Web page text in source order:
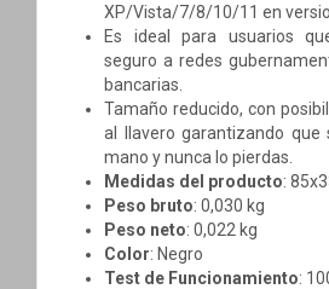
XP/Vista/7/8/10/11 en
Es ideal para usuarios
seguro a redes
bancarias.
Tamaño reducido, con
al llavero garantizando que
mano y nunca lo pierdas.
Medidas del producto:
Peso bruto: 0,030 kg
Peso neto: 0,022 kg
Color: Negro
Test de Funcionamiento: